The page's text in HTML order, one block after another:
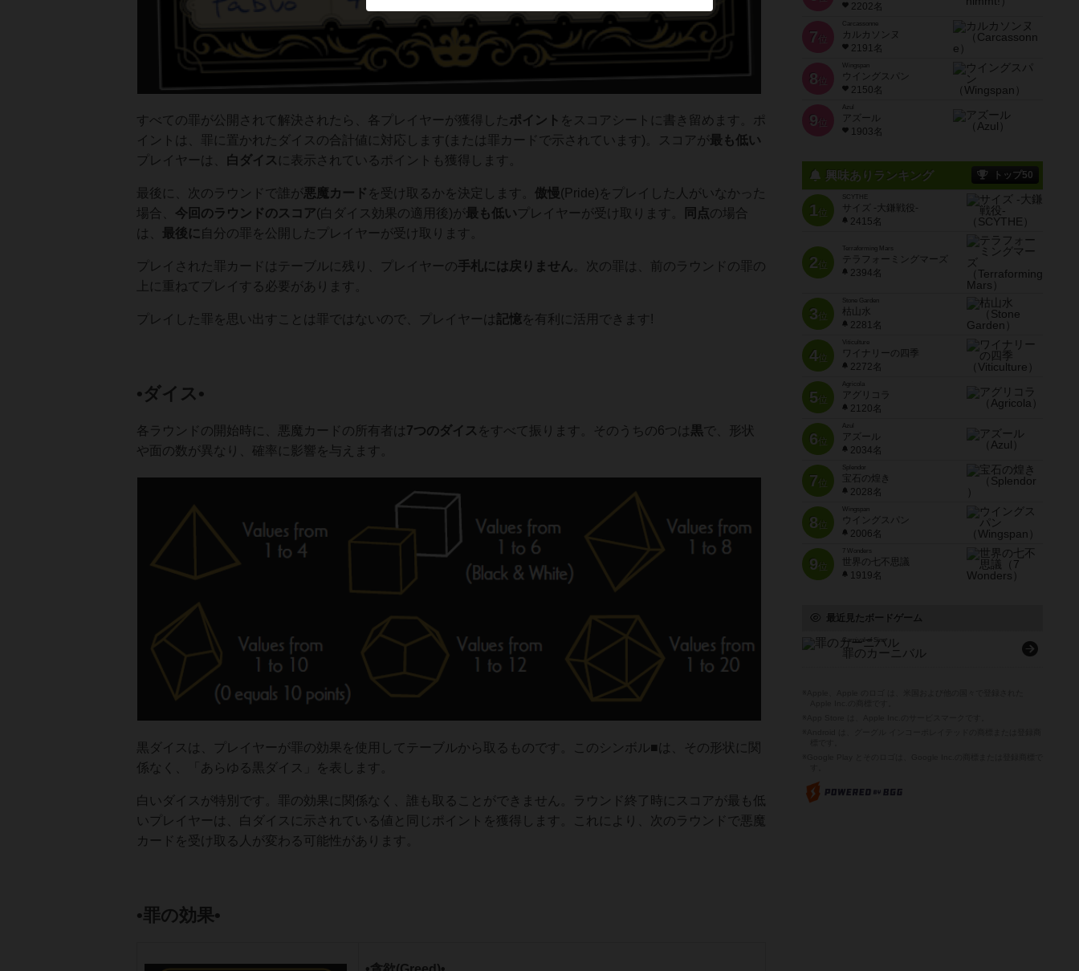
すべての罪が公開されて解決されたら、各プレイヤーが獲得した ポイント をスコアシートに書き留めます。ポ
イントは、罪に置かれたダイスの合計値に対応します(または罪カードで示されています)。スコアが 最も低い
プレイヤーは、
白ダイス に表示されているポイントも獲得します。
最後に、次のラウンドで誰が悪魔カード を受け取るかを決定します。 傲慢(Pride)をプレイした人がいなかった
場合、 今回のラウンドのスコア(白ダイス効果の適用後)が 最も低いプレイヤーが受け取ります。 同点の場合
は、
最後に 自分の罪を公開したプレイヤーが受け取ります。
プレイされた罪カードはテーブルに残り、プレイヤーの手札には戻りません 。次の罪は、前のラウンドの罪の
上に重ねてプレイする必要があります。
プレイした罪を思い出すことは罪ではないので、プレイヤーは 記憶を有利に活用できます!
•ダイス•
各ラウンドの開始時に、悪魔カードの所有者は 7つのダイス をすべて振ります。そのうちの6つは 黒で、形状
や面の数が異なり、確率に影響を与えます。
黒ダイスは、プレイヤーが罪の効果を使用してテーブルから取るものです。このシンボル■は、その形状に関
係なく、「あらゆる黒ダイス」を表します。
白いダイスが特別です。罪の効果に関係なく、誰も取ることができません。ラウンド終了時にスコアが最も低
いプレイヤーは、白ダイスに示されている値と同じポイントを獲得します。これにより、次のラウンドで悪魔
カードを受け取る人が変わる可能性があります。
•罪の効果•
2202名
7 位
Carcassonne
カルカソンヌ
2191名
8 位
Wingspan
ウイングスパン
2150名
9 位
Azul
アズール
1903名
興味ありランキング トップ50
1位
SCYTHE
サイズ -大鎌戦役-
2415名
2位
Terraforming Mars
テラフォーミングマーズ
2394名
3位
Stone Garden
枯山水
2281名
4位
Viticulture
ワイナリーの四季
2272名
5位
Agricola
アグリコラ
2120名
6位
Azul
アズール
2034名
7位
宝石の煌き
2028名
8位
Wingspan
ウイングスパン
2006名
9位
7 Wonders
世界の七不思議
1919名
最近見たボードゲーム
Carnival of Sins
罪のカーニバル